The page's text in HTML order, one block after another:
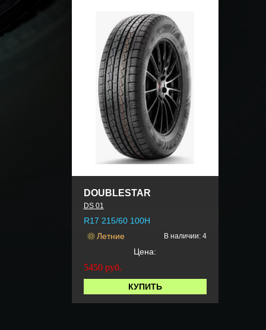
DOUBLESTAR
DS 01
R17 215/60 100H
Летние
В наличии: 4
Цена:
5450 руб.
КУПИТЬ